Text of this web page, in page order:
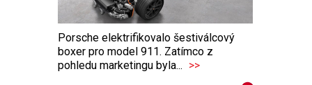
Porsche elektrifikovalo šestiválcový
boxer pro model 911. Zatímco z
pohledu marketingu byla... >>